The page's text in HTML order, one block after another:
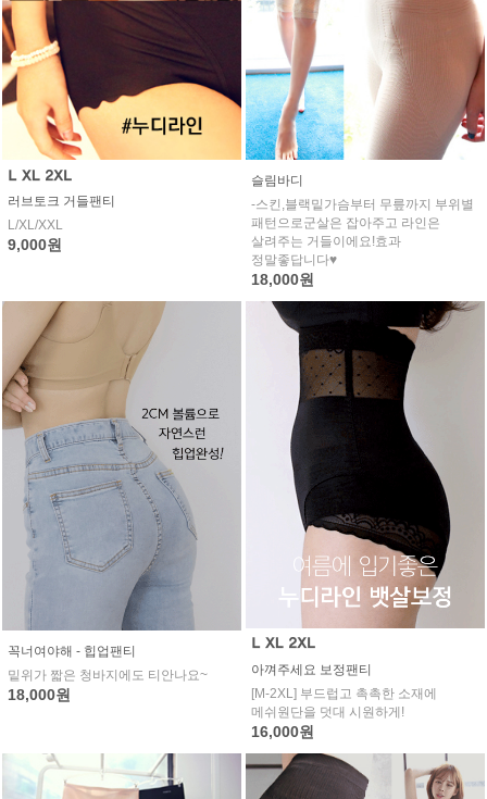
러브토크 거들팬티
L/XL/XXL
9,000원
슬림바디
-스킨,블랙밑가슴부터 무릎까지 부위별
패턴으로군살은 잡아주고 라인은
살려주는 거들이에요!효과
정말좋답니다♥
18,000원
꼭너여야해 - 힙업팬티
밑위가 짧은 청바지에도 티안나요~
18,000원
아껴주세요 보정팬티
[M-2XL] 부드럽고 촉촉한 소재에
메쉬원단을 덧대 시원하게!
16,000원